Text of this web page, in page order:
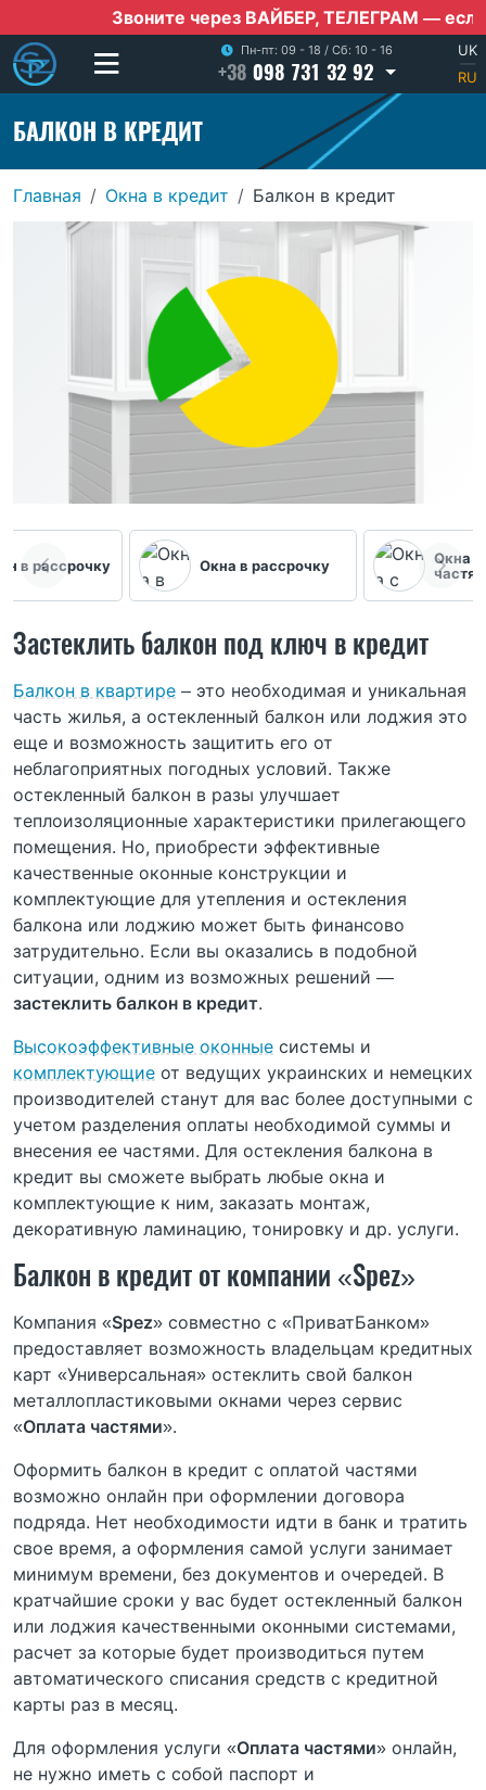
Звоните через ВАЙБЕР, ТЕЛЕГРАМ — если нет
UK
|
RU
Пн-пт: 09 - 18 / Сб: 10 - 16
+38 098 731 32 92
БАЛКОН В КРЕДИТ
Главная Окна в кредит Балкон в кредит
в рассрочку Окна в рассрочку
Окна с
Застеклить балкон под ключ в кредит
Балкон в квартире – это необходимая и уникальная
часть жилья, а остекленный балкон или лоджия это
еще и возможность защитить его от
неблагоприятных погодных условий. Также
остекленный балкон в разы улучшает
теплоизоляционные характеристики прилегающего
помещения. Но, приобрести эффективные
качественные оконные конструкции и
комплектующие для утепления и остекления
балкона или лоджию может быть финансово
затрудительно. Если вы оказались в подобной
ситуации, одним из возможных решений —
застеклить балкон в кредит.
Высокоэффективные оконные системы и
комплектующие от ведущих украинских и немецких
производителей станут для вас более доступными с
учетом разделения оплаты необходимой суммы и
внесения ее частями. Для остекления балкона в
кредит вы сможете выбрать любые окна и
комплектующие к ним, заказать монтаж,
декоративную ламинацию, тонировку и др. услуги.
Балкон в кредит от компании «Spez»
Компания «Spez» совместно с «ПриватБанком»
предоставляет возможность владельцам кредитных
карт «Универсальная» остеклить свой балкон
металлопластиковыми окнами через сервис
«Оплата частями».
Оформить балкон в кредит с оплатой частями
возможно онлайн при оформлении договора
подряда. Нет необходимости идти в банк и тратить
свое время, а оформления самой услуги занимает
минимум времени, без документов и очередей. В
кратчайшие сроки у вас будет остекленный балкон
или лоджия качественными оконными системами,
расчет за которые будет производиться путем
автоматического списания средств с кредитной
карты раз в месяц.
Для оформления услуги «Оплата частями» онлайн,
не нужно иметь с собой паспорт и